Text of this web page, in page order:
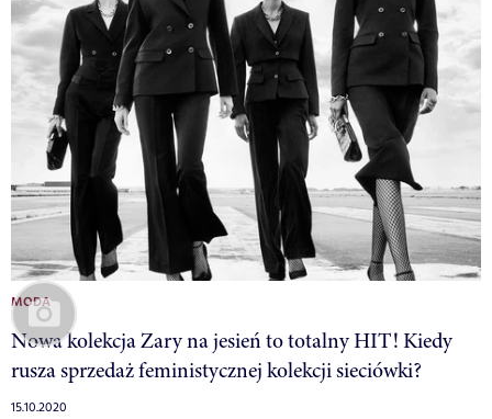
MODA
Nowa kolekcja Zary na jesień to totalny HIT! Kiedy
rusza sprzedaż feministycznej kolekcji sieciówki?
15.10.2020